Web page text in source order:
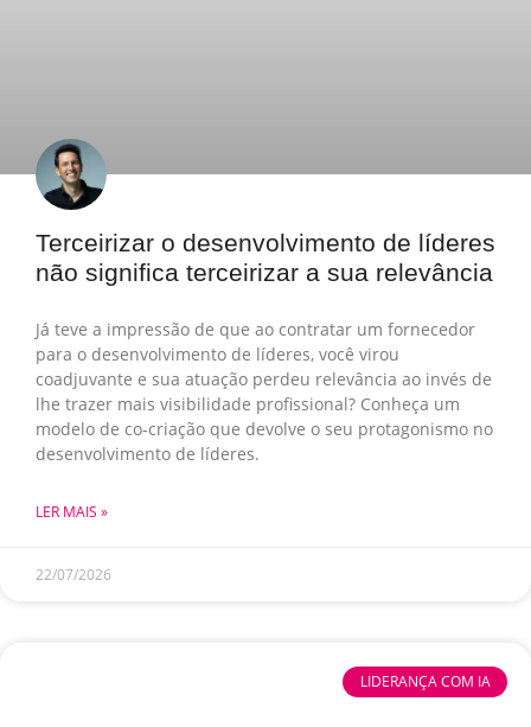
Terceirizar o desenvolvimento de líderes
não significa terceirizar a sua relevância
Já teve a impressão de que ao contratar um fornecedor
para o desenvolvimento de líderes, você virou
coadjuvante e sua atuação perdeu relevância ao invés de
lhe trazer mais visibilidade profissional? Conheça um
modelo de co-criação que devolve o seu protagonismo no
desenvolvimento de líderes.
LER MAIS »
22/07/2026
LIDERANÇA COM IA